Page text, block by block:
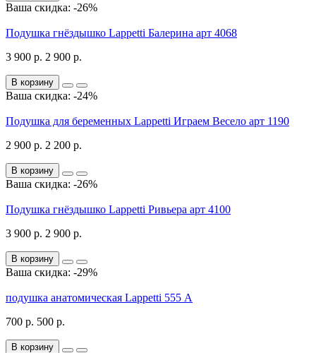
Ваша скидка: -26%
Подушка гнёздышко Lappetti Балерина арт 4068
3 900 р. 2 900 р.
В корзину
Ваша скидка: -24%
Подушка для беременных Lappetti Играем Весело арт 1190
2 900 р. 2 200 р.
В корзину
Ваша скидка: -26%
Подушка гнёздышко Lappetti Ривьера арт 4100
3 900 р. 2 900 р.
В корзину
Ваша скидка: -29%
подушка анатомическая Lappetti 555 А
700 р. 500 р.
В корзину